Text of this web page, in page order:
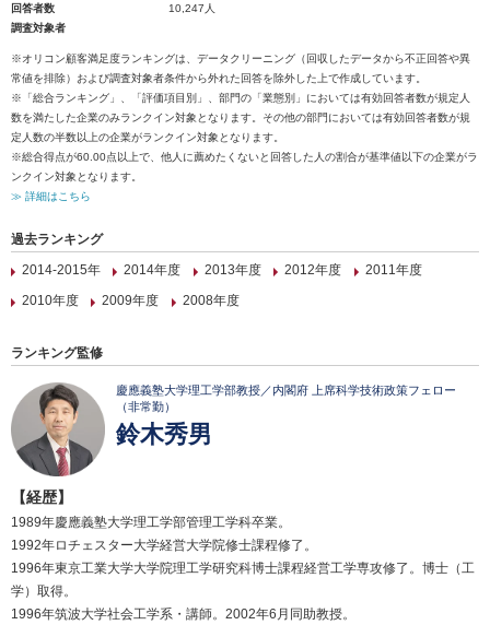
回答者数
10,247人
調査対象者
※オリコン顧客満足度ランキングは、データクリーニング（回収したデータから不正回答や異
常値を排除）および調査対象者条件から外れた回答を除外した上で作成しています。
※「総合ランキング」、「評価項目別」、部門の「業態別」においては有効回答者数が規定人
数を満たした企業のみランクイン対象となります。その他の部門においては有効回答者数が規
定人数の半数以上の企業がランクイン対象となります。
※総合得点が60.00点以上で、他人に薦めたくないと回答した人の割合が基準値以下の企業がラ
ンクイン対象となります。
≫ 詳細はこちら
過去ランキング
2014-2015年
2014年度 2013年度 2012年度
2011年度
2010年度
2009年度 2008年度
ランキング監修
慶應義塾大学理工学部教授／内閣府 上席科学技術政策フェロー
（非常勤）
鈴木秀男
【経歴】
1989年慶應義塾大学理工学部管理工学科卒業。
1992年ロチェスター大学経営大学院修士課程修了。
1996年東京工業大学大学院理工学研究科博士課程経営工学専攻修了。博士（工
学）取得。
1996年筑波大学社会工学系・講師。2002年6月同助教授。